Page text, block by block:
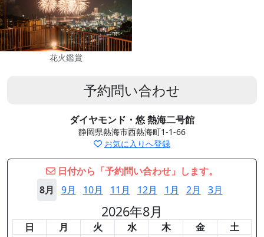
花火鑑賞
予約問い合わせ
ダイヤモンド・悠 熱海二号館
静岡県熱海市西熱海町1-1-66
お気に入りへ登録
日付から「予約問い合わせ」します。
8月
9月 10月 11月 12月 1月 2月 3月
2026年8月
日 月 火 水 木 金
土